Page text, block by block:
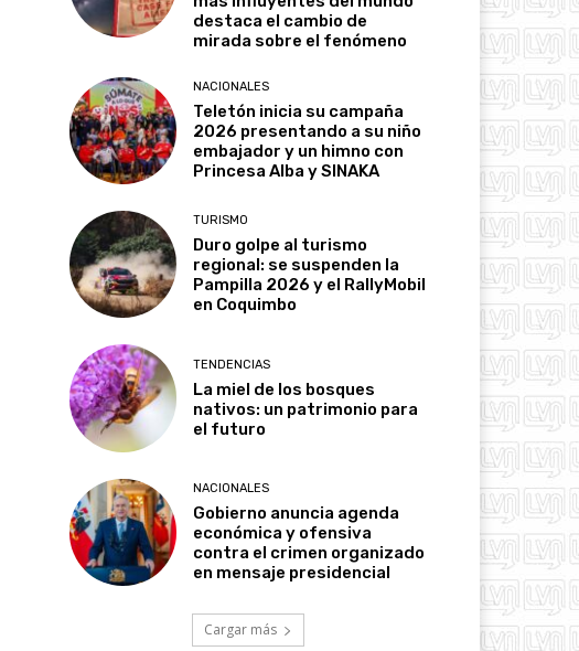
destaca el cambio de
mirada sobre el fenómeno
NACIONALES
Teletón inicia su campaña
2026 presentando a su niño
embajador y un himno con
Princesa Alba y SINAKA
TURISMO
Duro golpe al turismo
regional: se suspenden la
Pampilla 2026 y el RallyMobil
en Coquimbo
TENDENCIAS
La miel de los bosques
nativos: un patrimonio para
el futuro
NACIONALES
Gobierno anuncia agenda
económica y ofensiva
contra el crimen organizado
en mensaje presidencial
Cargar más